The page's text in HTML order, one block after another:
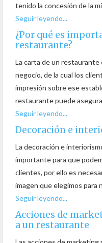
tenido la concesión de la
Seguir leyendo...
¿Por qué es
restaurante?
La carta de un
negocio, de la cual los
impresión sobre ese
restaurante puede
Seguir leyendo...
Decoración e
La decoración e
importante para que
clientes, por ello es
imagen que elegimos para
Seguir leyendo...
Acciones de
a un restaurante